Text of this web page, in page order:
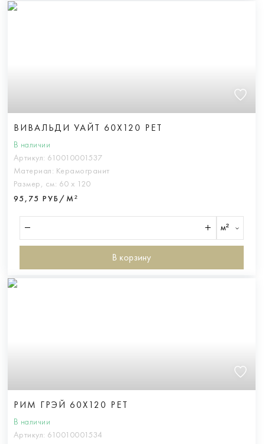
ВИВАЛЬДИ УАЙТ 60X120 РЕТ
В наличии
Артикул: 610010001537
Материал: Керамогранит
Размер, см: 60 х 120
95,75 РУБ/М²
м²
В корзину
РИМ ГРЭЙ 60X120 РЕТ
В наличии
Артикул: 610010001534